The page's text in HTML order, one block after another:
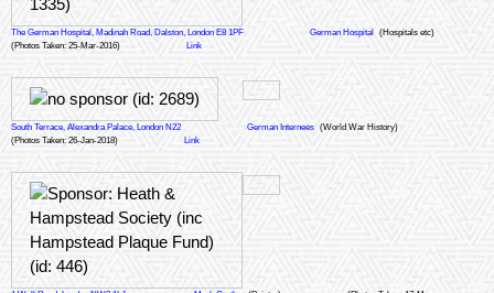
The German Hospital, Madinah Road, Dalston, London E8 1PF German Hospital
(Hospitals etc)
(Photos Taken: 25-Mar-2016)
Link
South Terrace, Alexandra Palace, London N22 German Internees (World War History)
(Photos Taken: 26-Jan-2018)
Link